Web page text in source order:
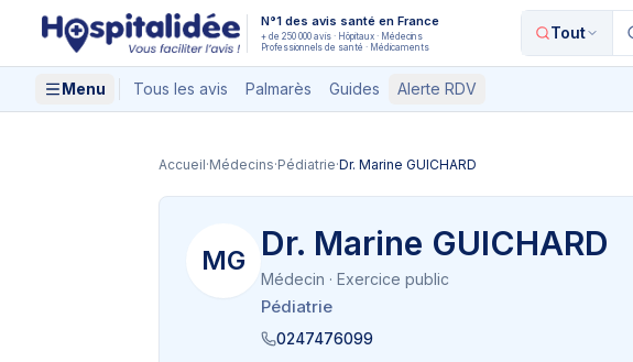
Aller au contenu principal N°1 des avis santé en France
+ de 250 000 avis · Hôpitaux · Médecins
Professionnels de santé · Médicaments
Tout
Menu Tous les avis Palmarès Guides Alerte RDV
Accueil·Médecins·Pédiatrie·Dr. Marine GUICHARD
MG Dr. Marine GUICHARD
Médecin · Exercice public
Pédiatrie
0247476099